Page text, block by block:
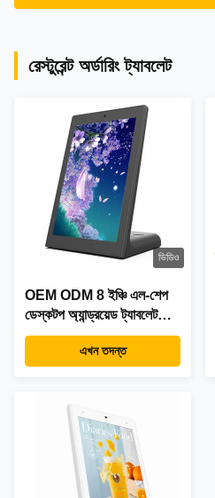
রেস্টুরেন্ট অর্ডারিং ট্যাবলেট
ভিডিও
OEM ODM 8 ইঞ্চি এল-শেপ
ডেস্কটপ অ্যান্ড্রয়েড ট্যাবলেট
RK3566 উল্লম্ব টাচস্ক্রিন
ট্যাবলেট পিসি রেস্টুরেন্টের জন্য
এখন তদন্ত